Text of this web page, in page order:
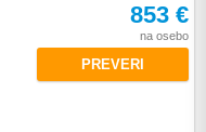
853 €
na osebo
PREVERI